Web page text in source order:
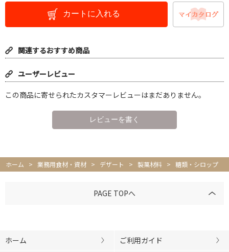
カートに入れる
関連するおすすめ商品
ユーザーレビュー
この商品に寄せられたカスタマーレビューはまだありません。
ホーム > 業務用食材・資材 > デザート > 製菓材料 > 糖類・シロップ
PAGE TOPへ
ホーム ご利用ガイド